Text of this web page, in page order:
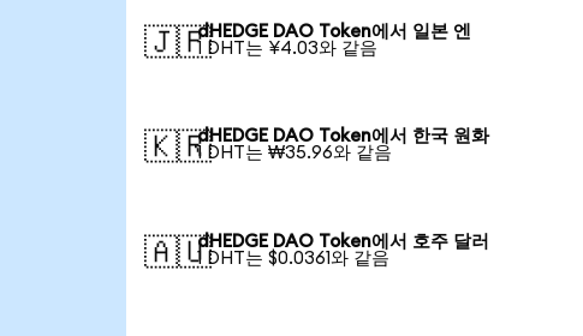
🇯🇵dHEDGE DAO Token에서 일본 엔
1 DHT는 ¥4.03와 같음
🇰🇷dHEDGE DAO Token에서 한국 원화
1 DHT는 ₩35.96와 같음
🇦🇺dHEDGE DAO Token에서 호주 달러
1 DHT는 $0.0361와 같음